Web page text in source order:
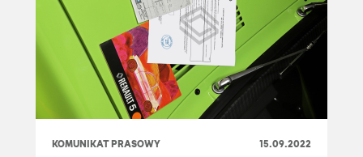
KOMUNIKAT PRASOWY 15.09.2022